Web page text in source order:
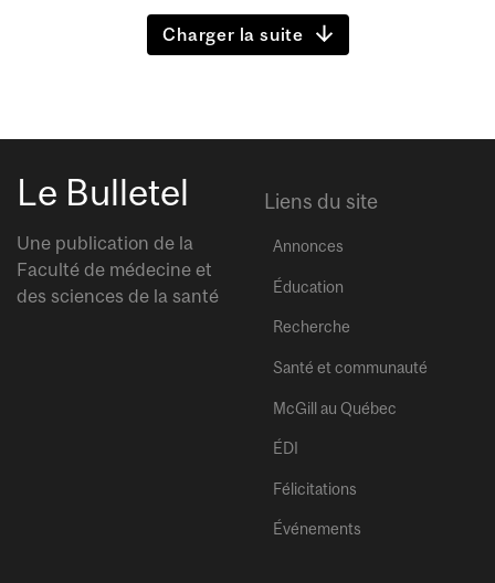
Charger la suite
Le Bulletel
Une publication de la
Faculté de médecine et
des sciences de la santé
Liens du site
Annonces
Éducation
Recherche
Santé et communauté
McGill au Québec
ÉDI
Félicitations
Événements